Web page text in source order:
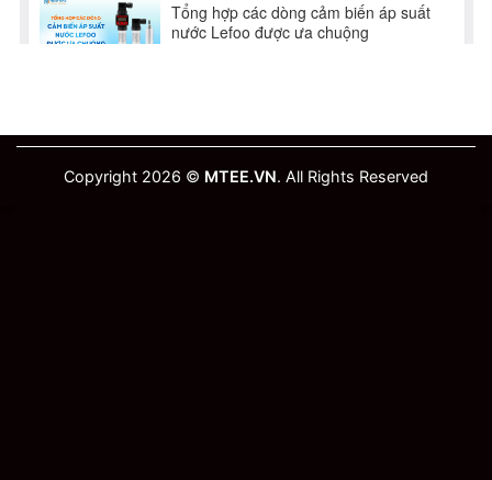
Copyright 2026 © MTEE.VN. All Rights Reserved